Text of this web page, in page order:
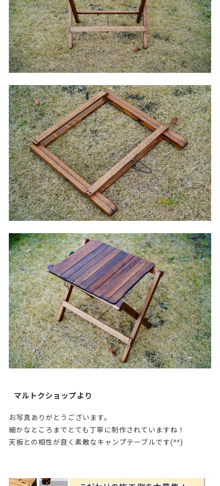
マルトクショップより
お写真ありがとうございます。
細かなところまでとても丁寧に制作されていますね！
天板との相性が良く素敵なキャンプテーブルです(^^)